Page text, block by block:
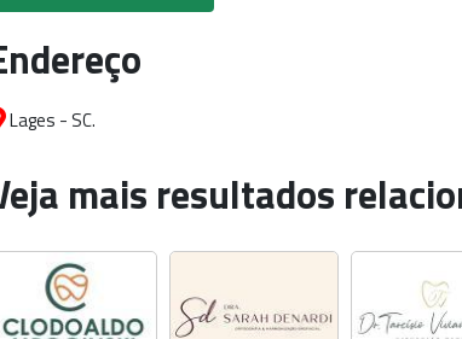
Lages - SC.
mais resultados